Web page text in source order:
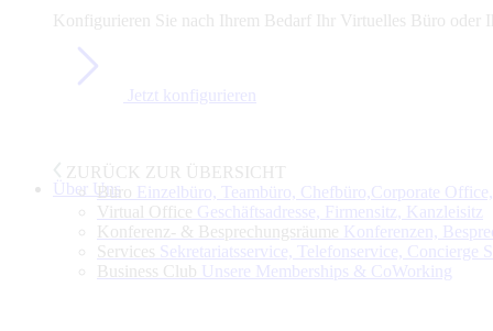
Konfigurieren Sie nach Ihrem Bedarf Ihr Virtuelles Büro oder
Jetzt konfigurieren
ZURÜCK ZUR ÜBERSICHT
Büro Einzelbüro, Teambüro, Chefbüro,Corporate
Virtual Office Geschäftsadresse, Firmensitz, Kanzleisitz
Konferenz- & Besprechungsräume Konferenzen,
Services Sekretariatsservice, Telefonservice, Concierge
Business Club Unsere Memberships & CoWorking
Über Uns